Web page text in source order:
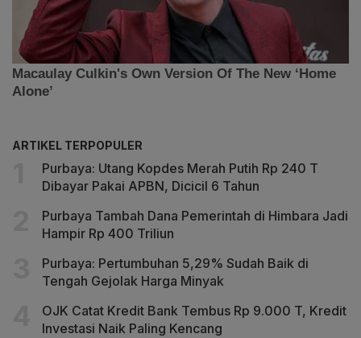
ARTIKEL TERPOPULER
Purbaya: Utang Kopdes Merah Putih Rp 240 T
Dibayar Pakai APBN, Dicicil 6 Tahun
Purbaya Tambah Dana Pemerintah di Himbara Jadi
Hampir Rp 400 Triliun
Purbaya: Pertumbuhan 5,29% Sudah Baik di
Tengah Gejolak Harga Minyak
OJK Catat Kredit Bank Tembus Rp 9.000 T, Kredit
Investasi Naik Paling Kencang